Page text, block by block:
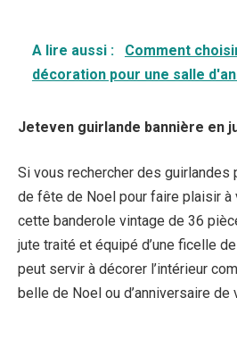
A lire aussi :
Comment
décoration pour une salle
Jeteven guirlande bannière en
Si vous rechercher des guirlandes
de fête de Noel pour faire plaisir
cette banderole vintage de 36
jute traité et équipé d’une ficelle
peut servir à décorer l’intérieur
belle de Noel ou d’anniversaire de